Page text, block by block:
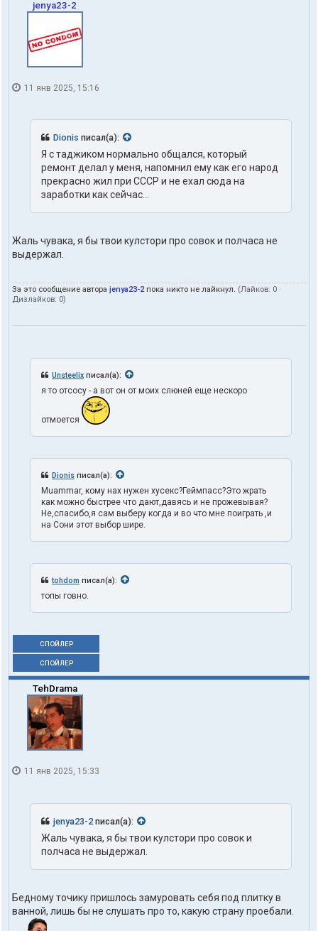
jenya23-2
11 янв 2025, 15:16
Dionis писал(а):
Я с таджиком нормально общался, который
ремонт делал у меня, напомнил ему как его народ
прекрасно жил при СССР и не ехал сюда на
заработки как сейчас...
Жаль чувака, я бы твои кулстори про совок и полчаса не
выдержал.
За это сообщение автора jenya23-2 пока никто не лайкнул. (Лайков: 0 ·
Дизлайков: 0)
Unsteelix писал(а):
я то отсосу - а вот он от моих слюней еще нескоро
отмоется
Dionis писал(а):
Muammar, кому нах нужен хусекс?Геймпасс?Это жрать
как можно быстрее что дают,давясь и не прожевывая?
Не,спасибо,я сам выберу когда и во что мне поиграть ,и
на Сони этот выбор шире.
tohdom писал(а):
топы говно.
СПОЙЛЕР
СПОЙЛЕР
TehDrama
11 янв 2025, 15:33
jenya23-2 писал(а):
Жаль чувака, я бы твои кулстори про совок и
полчаса не выдержал.
Бедному точику пришлось замуровать себя под плитку в
ванной, лишь бы не слушать про то, какую страну проебали.